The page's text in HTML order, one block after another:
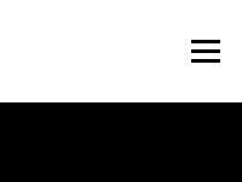
Menú